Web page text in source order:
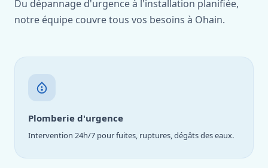
Du dépannage d'urgence à l'installation planifiée,
notre équipe couvre tous vos besoins à Ohain.
Plomberie d'urgence
Intervention 24h/7 pour fuites, ruptures, dégâts des eaux.